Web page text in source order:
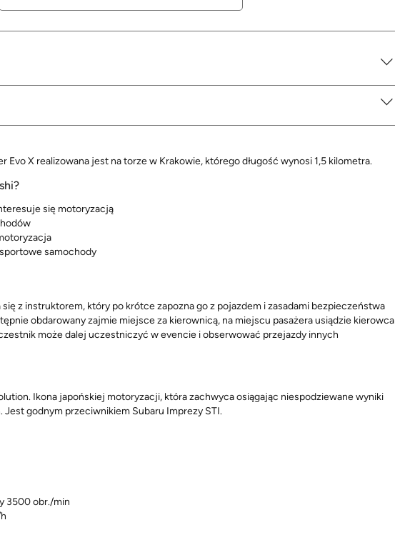
Evo X realizowana jest na torze w Krakowie, którego długość wynosi 1,5 kilometra.
się motoryzacją
samochody
z instruktorem, który po krótce zapozna go z pojazdem i zasadami bezpieczeństwa
obdarowany zajmie miejsce za kierownicą, na miejscu pasażera usiądzie kierowca
może dalej uczestniczyć w evencie i obserwować przejazdy innych
Ikona japońskiej motoryzacji, która zachwyca osiągając niespodziewane wyniki
godnym przeciwnikiem Subaru Imprezy STI.
3500 obr./min